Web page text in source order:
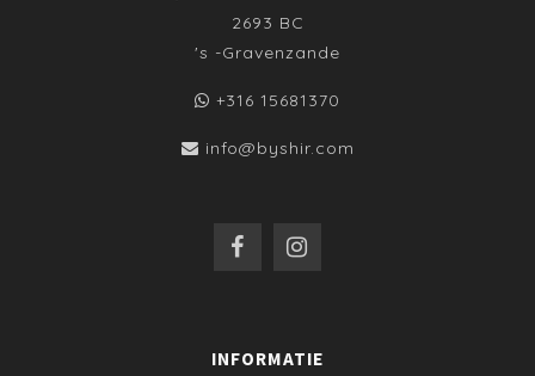
2693 BC
's -Gravenzande
+316 15681370
info@byshir.com
INFORMATIE